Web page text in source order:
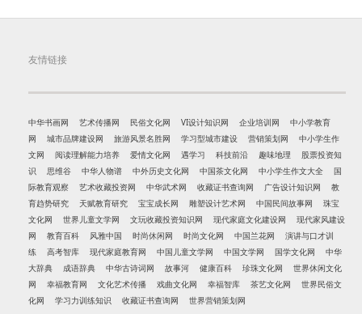
友情链接
中华书画网 艺术传播网 民俗文化网 VI设计知识网 企业培训网
中小学教育
网
城市品牌建设网 旅游风景名胜网 学习型城市建设 营销策划网
中小学生作
文网
阅读理解能力培养 爱情文化网 遇学习 科技前沿 趣味地理
股票投资知
识
思维谷 中华人物谱 中外历史文化网 中国茶文化网 中小学生作文大全
国
际教育观察
艺术收藏投资网 中华武术网 收藏证书查询网 广告设计知识网
教
育趋势研究
天赋教育研究 宝宝成长网 雕塑设计艺术网 中国民间故事网
珠宝
文化网
世界儿童文学网 文玩收藏投资知识网 现代家庭文化建设网
现代家风建设
网
教育百科 风雅中国 时尚休闲网 时尚文化网 中国兰花网
演讲与口才训
练
高考智库 现代家庭教育网 中国儿童文学网 中国文学网 国学文化网
中华
大辞典
成语辞典 中华古诗词网 故事河 健康百科 珍珠文化网
世界休闲文化
网
幸福教育网 文化艺术传播 戏曲文化网 幸福智库 茶艺文化网
世界民俗文
化网
学习力训练知识 收藏证书查询网 世界营销策划网